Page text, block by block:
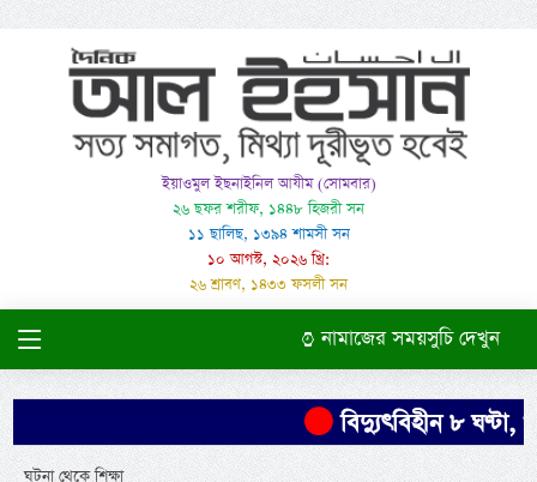
ইয়াওমুল ইছনাইনিল আযীম (সোমবার)
২৬ ছফর শরীফ, ১৪৪৮ হিজরী সন
১১ ছালিছ, ১৩৯৪ শামসী সন
১০ আগস্ট, ২০২৬ খ্রি:
২৬ শ্রাবণ, ১৪৩৩ ফসলী সন
নামাজের সময়সুচি দেখুন
বিদ্যুৎবিহীন ৮ ঘণ্টা,
ঘটনা থেকে শিক্ষা